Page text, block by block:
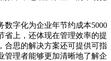
数字化为企业年节约成本5000
省上，还体现在管理效率的提
合思的解决方案还可提供可指
管理者能够更加清晰地了解企